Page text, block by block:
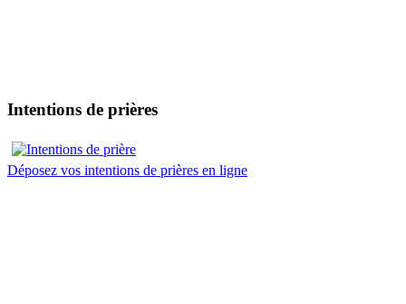
Intentions de prières
Déposez vos intentions de prières en ligne